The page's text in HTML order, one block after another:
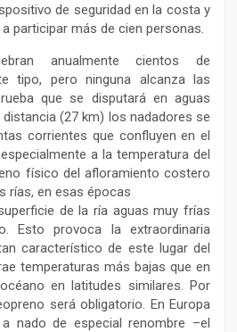
de seguridad en la costa y
participar más de cien personas.
anualmente cientos de
tipo, pero ninguna alcanza las
que se disputará en aguas
(27 km) los nadadores se
corrientes que confluyen en el
a la temperatura del
físico del afloramiento costero
rías, en esas épocas
de la ría aguas muy frías
Esto provoca la extraordinaria
característico de este lugar del
temperaturas más bajas que en
en latitudes similares. Por
será obligatorio. En Europa
nado de especial renombre –el